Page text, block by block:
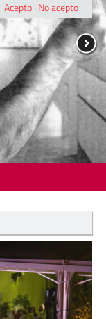
Acepto· No acepto